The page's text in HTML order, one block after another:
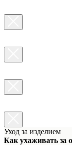
Уход за изделием
Как ухаживать за